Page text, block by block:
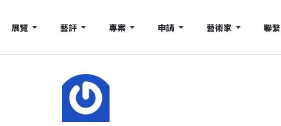
展覽 藝評 專案 申請 藝術家 聯繫